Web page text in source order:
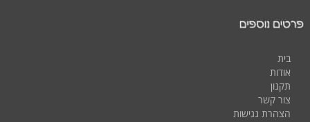
בית
אודות
תקנון
צור קשר
הצהרת נגישות